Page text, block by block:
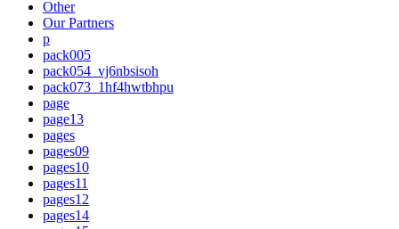
Other
Our Partners
p
pack005
pack054_vj6nbsisoh
pack073_1hf4hwtbhpu
page
page13
pages
pages09
pages10
pages11
pages12
pages14